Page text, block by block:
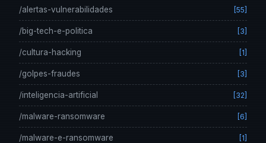
/alertas-vulnerabilidades [55]
/big-tech-e-politica [3]
/cultura-hacking [1]
/golpes-fraudes [3]
/inteligencia-artificial [32]
/malware-ransomware [6]
/malware-e-ransomware [1]